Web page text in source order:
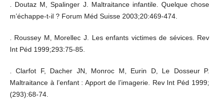
. Doutaz M, Spalinger J. Maltraitance infantile. Quelque chose
m’échappe-t-il ? Forum Méd Suisse 2003;20:469-474.
. Roussey M, Morellec J. Les enfants victimes de sévices. Rev
Int Péd 1999;293:75-85.
. Clarfot F, Dacher JN, Monroc M, Eurin D, Le Dosseur P.
Maltraitance à l’enfant : Apport de l’imagerie. Rev Int Péd 1999;
(293):68-74.